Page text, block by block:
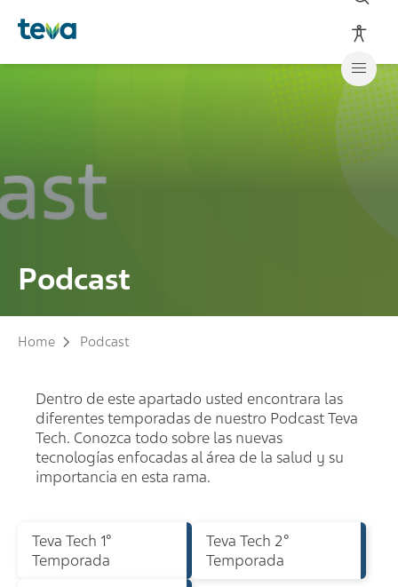
Podcast
Home Podcast
Dentro de este apartado usted encontrara las
diferentes temporadas de nuestro Podcast Teva
Tech. Conozca todo sobre las nuevas
tecnologías enfocadas al área de la salud y su
importancia en esta rama.
Teva Tech 1°
Temporada
Teva Tech 2°
Temporada